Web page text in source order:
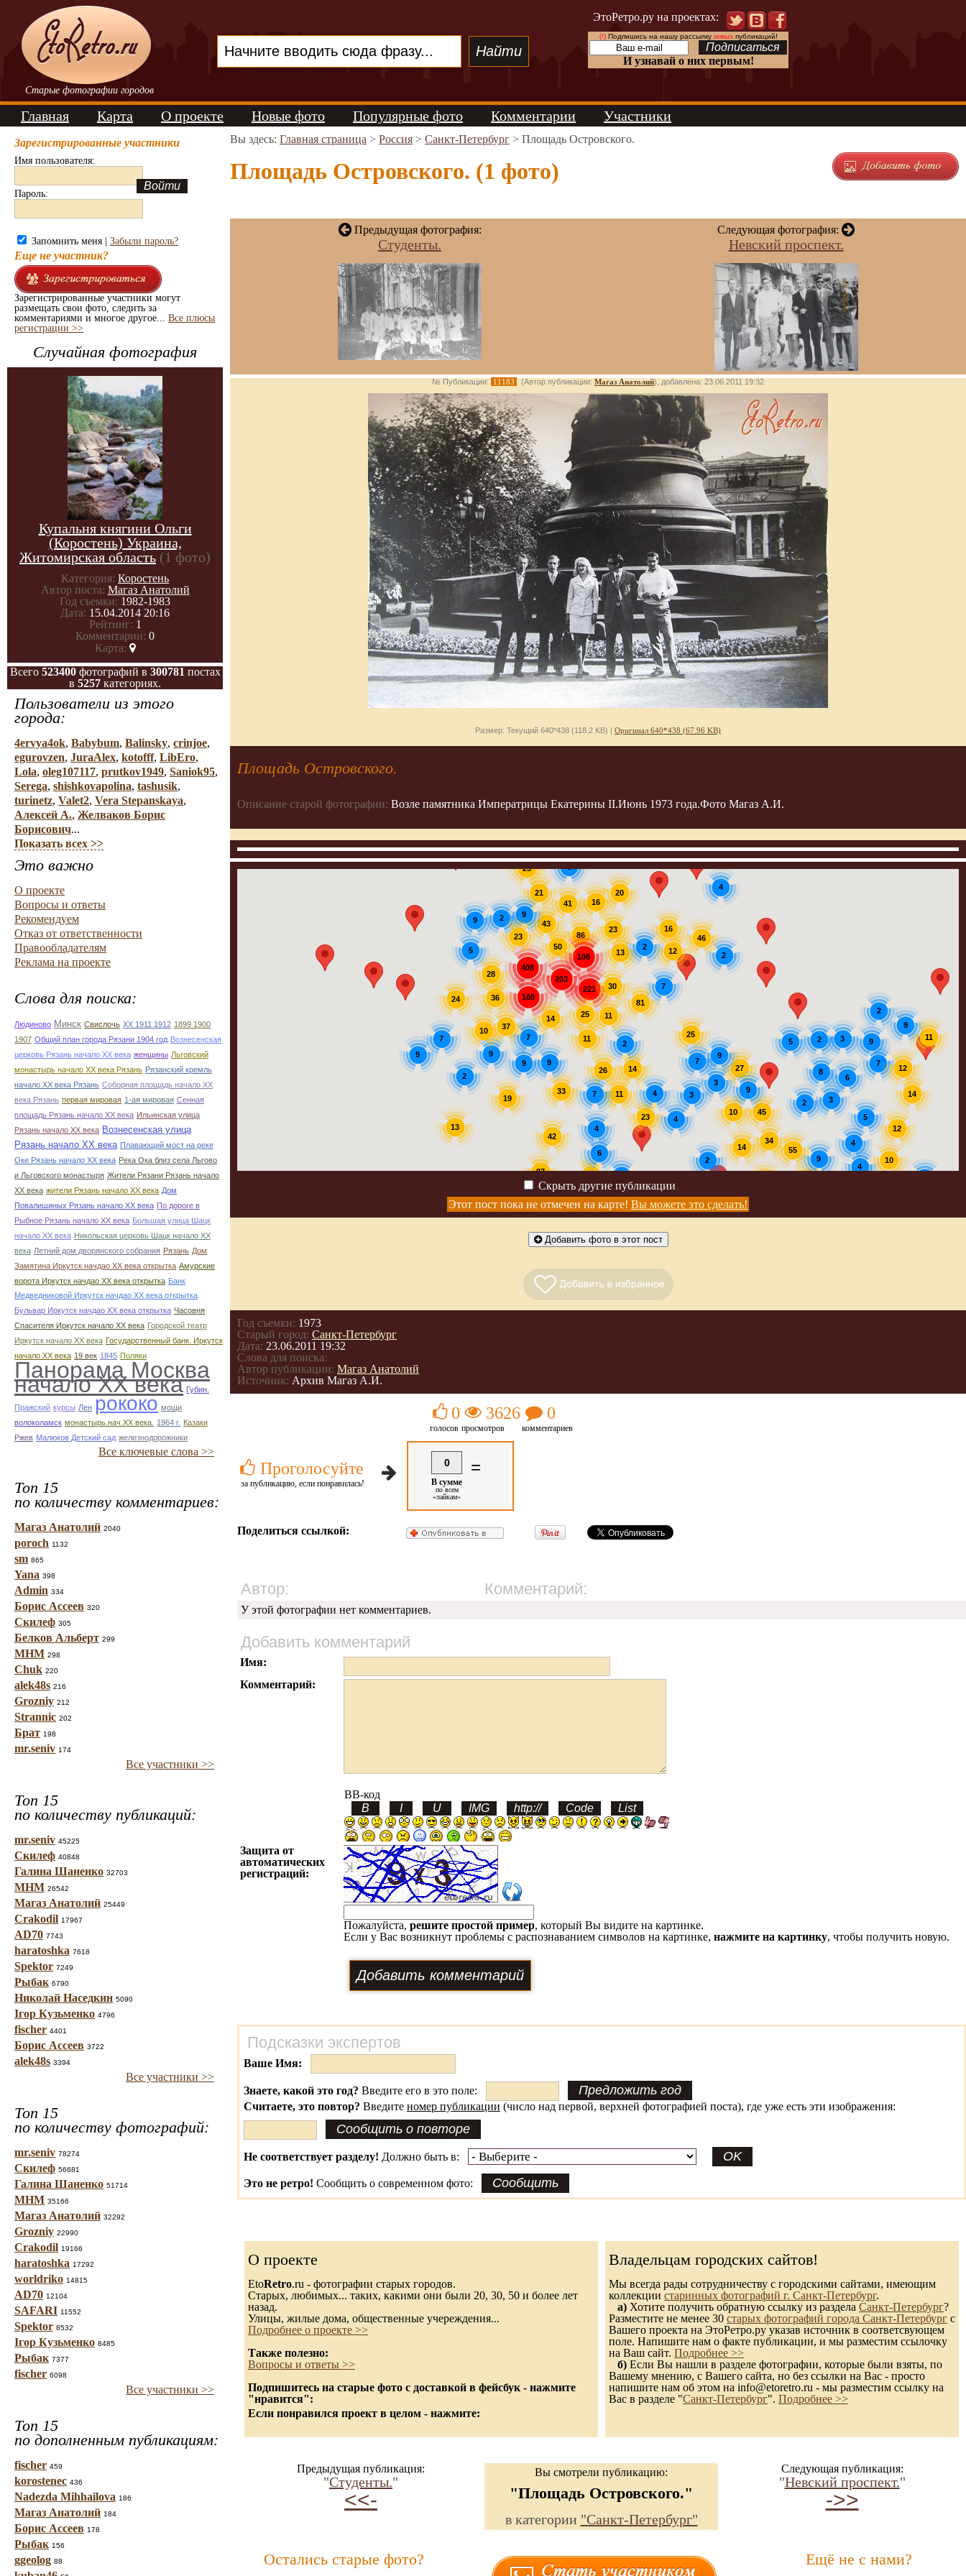
Старые фотографии городов
ЭтоРетро.ру на проектах:
(!)Подпишись на нашу рассылку новыхпубликаций!
И узнавай о них первым!
Главная Карта О проекте Новые фото Популярные фото Комментарии Участники
Зарегистрированные участники
Имя пользователя:
Пароль:
Запомнить меня | Забыли пароль?
Еще не участник?
Зарегистрированные участники могут
размещать свои фото, следить за
комментариями и многое другое... Все плюсы
регистрации >>
Случайная фотография
Купальня княгини Ольги
(Коростень) Украина,
Житомирская область (1 фото)
Категория: Коростень
Автор поста: Магаз Анатолий
Год съемки: 1982-1983
Дата: 15.04.2014 20:16
Рейтинг: 1
Комментарии: 0
Карта:
Всего 523400фотографий в 300781 постах
в 5257 категориях.
Пользователи из этого
города:
4ervya4ok, Babybum, Balinsky, crinjoe,
egurovzen, JuraAlex, kotofff, LibEro,
Lola, oleg107117, prutkov1949, Saniok95,
Serega, shishkovapolina, tashusik,
turinetz, Valet2, Vera Stepanskaya,
Алексей А., Желваков Борис
Борисович...
Показать всех >>
Это важно
О проекте
Вопросы и ответы
Рекомендуем
Отказ от ответственности
Правообладателям
Реклама на проекте
Слова для поиска:
Людиново Минск Свислочь XX 1911 1912 1899 1900
1907 Общий план города Рязани 1904 год Вознесенская
церковь Рязань начало ХХ века женщины Льговский
монастырь начало ХХ века Рязань Рязанский кремль
начало ХХ века Рязань Соборная площадь начало ХХ
века Рязань первая мировая 1-ая мировая Сенная
площадь Рязань начало ХХ века Ильинская улица
Рязань начало ХХ века Вознесенская улица
Рязань начало ХХ века Плавающий мост на реке
Оке Рязань начало ХХ века Река Ока близ села Льгово
и Льговского монастыря Жители Рязани Рязань начало
ХХ века жители Рязань начало ХХ века Дом
Повалишиных Рязань начало ХХ века По дороге в
Рыбное Рязань начало ХХ века Большая улица Шацк
начало ХХ века Никольская церковь Шацк начало ХХ
века Летний дом дворянского собрания Рязань Дом
Замятина Иркутск начдао ХХ века открытка Амурские
ворота Иркутск начдао ХХ века открытка Банк
Медведниковой Иркутск начдао ХХ века открытка
Бульвар Иркутск начдао ХХ века открытка Часовня
Спасителя Иркутск начало ХХ века Городской театр
Иркутск начало ХХ века Государственный банк. Иркутск
начало ХХ века 19 век 1845 Поляки
Панорама Москва
начало ХХ века Губин.
Пражский курсы Лен рококо мощи
волоколамск монастырь.нач.ХХ века. 1964 г. Казаки
Ржев Малюков Детский сад железнодорожники
Все ключевые слова >>
Топ 15
по количеству комментариев:
Магаз Анатолий 2040
poroch 1132
sm 865
Yana 398
Admin 334
Борис Ассеев 320
Скилеф 305
Белков Альберт 299
МНМ 298
Chuk 220
alek48s 216
Grozniy 212
Strannic 202
Брат 198
mr.seniv 174
Все участники >>
Топ 15
по количеству публикаций:
mr.seniv 45225
Скилеф 40848
Галина Шаненко 32703
МНМ 26542
Магаз Анатолий 25449
Crakodil 17967
AD70 7743
haratoshka 7618
Spektor 7249
Рыбак 6790
Николай Наседкин 5090
Ігор Кузьменко 4796
fischer 4401
Борис Ассеев 3722
alek48s 3394
Все участники >>
Топ 15
по количеству фотографий:
mr.seniv 78274
Скилеф 56681
Галина Шаненко 51714
МНМ 35166
Магаз Анатолий 32292
Grozniy 22990
Crakodil 19166
haratoshka 17292
worldriko 14815
AD70 12104
SAFARI 11552
Spektor 8532
Ігор Кузьменко 8485
Рыбак 7377
fischer 6098
Все участники >>
Топ 15
по дополненным публикациям:
fischer 459
korostenec 436
Nadezda Mihhailova 186
Магаз Анатолий 184
Борис Ассеев 178
Рыбак 156
ggeolog 88
Вы здесь: Главная страница > Россия > Санкт-Петербург > Площадь Островского.
Площадь Островского. (1 фото)
Предыдущая фотография:
Студенты.
Следующая фотография:
Невский проспект.
№ Публикации: 11183 (Автор публикации: Магаз Анатолий), добавлена: 23.06.2011 19:32
Размер: Текущий 640*438 (118.2 KB) | Оригинал 640*438 (67.96 KB)
Площадь Островского.
Описание старой фотографии: Возле памятника Императрицы Екатерины II.Июнь 1973 года.Фото Магаз А.И.
13
9
203
81
86
24
221
169
36
16
46
106
408
43
2
11
13
33
37
21 20
12
16
14
9
41
7
9
23
7
42
25
25
19
9
7
26
9
50
11
2
28
23
10
87
30
2
11
23
45
4
14
2
9
7
23
4
2
5
7
6
4
34
11
3
55
9
9
27 12
12
10
14
3
2
10
14
3
2
5
2
9
8
4
4 3
5
2
9
4
9
6
7
Скрыть другие публикации
Этот пост пока не отмечен на карте! Вы можете это сделать!
Добавить фото в этот пост
Год съемки: 1973
Старый город: Санкт-Петербург
Дата: 23.06.2011 19:32
Слова для поиска:
Автор публикации: Магаз Анатолий
Источник: Архив Магаз А.И.
Проголосуйте
за публикацию, если понравилась!
0
голосов
3626
просмотров
0
комментариев
0
В сумме
по всем
«лайкам»
=
Поделиться ссылкой:
Автор: Комментарий:
У этой фотографии нет комментариев.
Добавить комментарий
Имя:
Комментарий:
BB-код
Защита от
автоматических
регистраций:
Пожалуйста, решите простой пример, который Вы видите на картинке.
Если у Вас возникнут проблемы с распознаванием символов на картинке, нажмите на картинку, чтобы получить новую.
Подсказки экспертов
Ваше Имя:
Знаете, какой это год? Введите его в это поле:
Считаете, это повтор? Введите номер публикации (число над первой, верхней фотографией поста), где уже есть эти изображения:
Не соответствует разделу! Должно быть в:
Это не ретро! Сообщить о современном фото:
О проекте
EtoRetro.ru - фотографии старых городов.
Старых, любимых... таких, какими они были 20, 30, 50 и более лет
назад.
Улицы, жилые дома, общественные учереждения...
Подробнее о проекте >>
Также полезно:
Вопросы и ответы >>
Подпишитесь на старые фото с доставкой в фейсбук - нажмите
"нравится":
Если понравился проект в целом - нажмите:
Владельцам городских сайтов!
Мы всегда рады сотрудничеству с городскими сайтами, имеющим
коллекции старинных фотографий г. Санкт-Петербург.
а) Хотите получить обратную ссылку из раздела Санкт-Петербург?
Разместите не менее 30 старых фотографий города Санкт-Петербург с
Вашего проекта на ЭтоРетро.ру указав источник в соответсвующем
поле. Напишите нам о факте публикации, и мы разместим ссылочку
на Ваш сайт. Подробнее >>
б) Если Вы нашли в разделе фотографии, которые были взяты, по
Вашему мнению, с Вашего сайта, но без ссылки на Вас - просто
напишите нам об этом на info@etoretro.ru - мы разместим ссылку на
Вас в разделе "Санкт-Петербург". Подробнее >>
Предыдущая публикация:
"Студенты."
<<-
Вы смотрели публикацию:
"Площадь Островского."
в категории "Санкт-Петербург"
Следующая публикация:
"Невский проспект."
->>
Остались старые фото? Ещё не с нами?